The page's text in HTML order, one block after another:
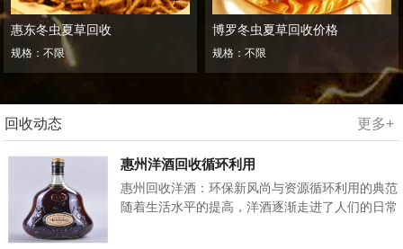
惠东冬虫夏草回收
规格：不限
博罗冬虫夏草回收价格
规格：不限
更多+
回收动态
惠州洋酒回收循环利用
惠州回收洋酒：环保新风尚与资源循环利用的典范
随着生活水平的提高，洋酒逐渐走进了人们的日常